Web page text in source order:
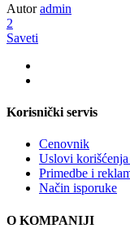
Autoradmin
2
Saveti
Korisnički servis
Cenovnik
Uslovi
Primedbe i
Način isporuke
O KOMPANIJI